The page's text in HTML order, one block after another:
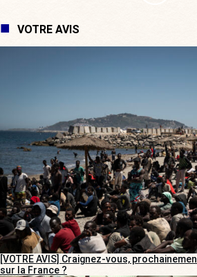
VOTRE AVIS
[VOTRE AVIS] Craignez-vous,
sur la France ?